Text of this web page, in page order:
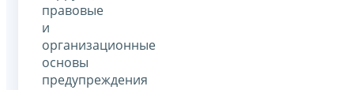
правовые
и
организационные
основы
предупреждения